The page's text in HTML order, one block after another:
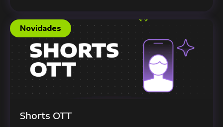
Novidades
Shorts OTT